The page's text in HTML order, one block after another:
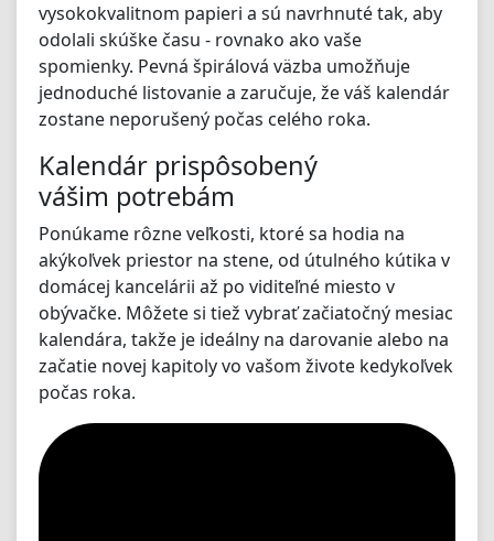
vysokokvalitnom papieri a sú navrhnuté tak, aby
odolali skúške času - rovnako ako vaše
spomienky. Pevná špirálová väzba umožňuje
jednoduché listovanie a zaručuje, že váš kalendár
zostane neporušený počas celého roka.
Kalendár prispôsobený
vášim potrebám
Ponúkame rôzne veľkosti, ktoré sa hodia na
akýkoľvek priestor na stene, od útulného kútika v
domácej kancelárii až po viditeľné miesto v
obývačke. Môžete si tiež vybrať začiatočný mesiac
kalendára, takže je ideálny na darovanie alebo na
začatie novej kapitoly vo vašom živote kedykoľvek
počas roka.